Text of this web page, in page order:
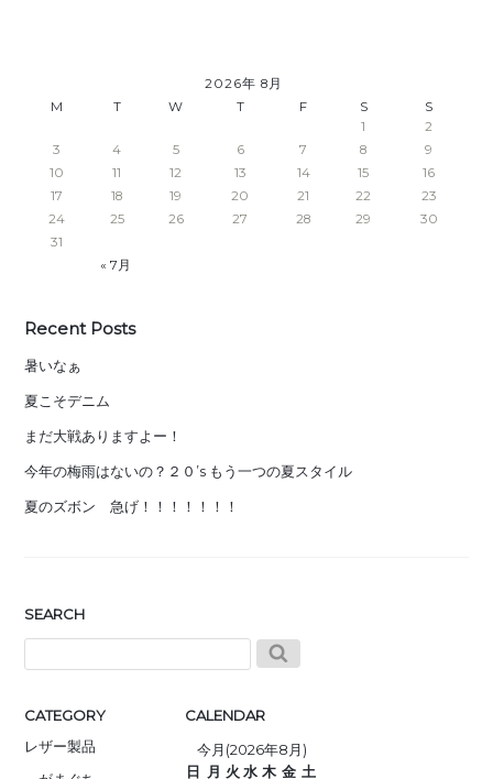
2026年 8月
M
T W T F S S
« 7月
1
2
3
4 5 6 7 8
9
10
11 12 13 14 15
16
17
18 19 20 21 22
23
24
25 26 27 28 29
30
31
Recent Posts
暑いなぁ
夏こそデニム
まだ大戦ありますよー！
今年の梅雨はないの？２０’s もう一つの夏スタイル
夏のズボン 急げ！！！！！！！
SEARCH
CATEGORY
レザー製品
CALENDAR
今月(2026年8月)
日 月 火 水 木 金 土